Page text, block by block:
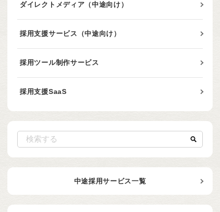
ダイレクトメディア（中途向け）
採用支援サービス（中途向け）
採用ツール制作サービス
採用支援SaaS
中途採用サービス一覧